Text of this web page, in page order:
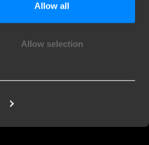
Allow all
Allow selection